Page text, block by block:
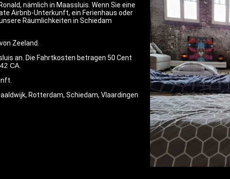
nämlich in Maassluis. Wenn Sie eine
Airbnb-Unterkunft, ein Ferienhaus oder
Räumlichkeiten in Schiedam
Zeeland.
an. Die Fahrtkosten betragen 50 Cent
CA
Rotterdam, Schiedam, Vlaardingen